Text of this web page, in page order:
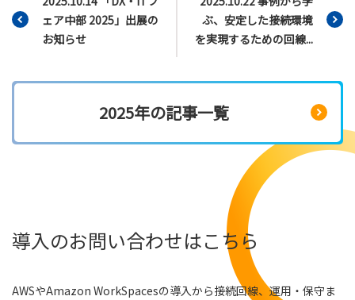
ェア中部 2025」出展の
お知らせ
ぶ、安定した接続環境
を実現するための回線...
2025年の記事一覧
導入のお問い合わせはこちら
AWSやAmazon WorkSpacesの導入から接続回線、運用・保守ま